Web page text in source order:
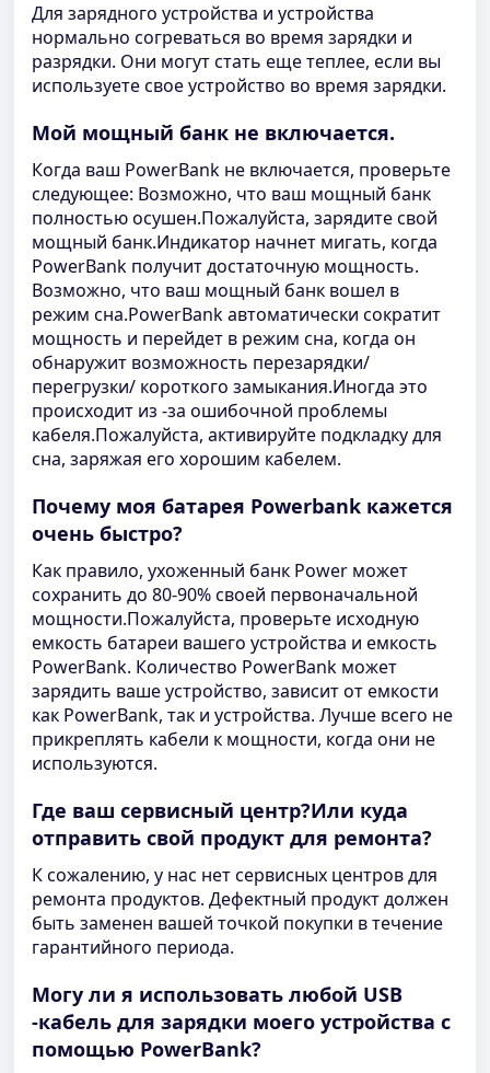
Для зарядного устройства и устройства
нормально согреваться во время зарядки и
разрядки. Они могут стать еще теплее, если вы
используете свое устройство во время зарядки.
Мой мощный банк не включается.
Когда ваш PowerBank не включается, проверьте
следующее: Возможно, что ваш мощный банк
полностью осушен.Пожалуйста, зарядите свой
мощный банк.Индикатор начнет мигать, когда
PowerBank получит достаточную мощность.
Возможно, что ваш мощный банк вошел в
режим сна.PowerBank автоматически сократит
мощность и перейдет в режим сна, когда он
обнаружит возможность перезарядки/
перегрузки/ короткого замыкания.Иногда это
происходит из -за ошибочной проблемы
кабеля.Пожалуйста, активируйте подкладку для
сна, заряжая его хорошим кабелем.
Почему моя батарея Powerbank кажется
очень быстро?
Как правило, ухоженный банк Power может
сохранить до 80-90% своей первоначальной
мощности.Пожалуйста, проверьте исходную
емкость батареи вашего устройства и емкость
PowerBank. Количество PowerBank может
зарядить ваше устройство, зависит от емкости
как PowerBank, так и устройства. Лучше всего не
прикреплять кабели к мощности, когда они не
используются.
Где ваш сервисный центр?Или куда
отправить свой продукт для ремонта?
К сожалению, у нас нет сервисных центров для
ремонта продуктов. Дефектный продукт должен
быть заменен вашей точкой покупки в течение
гарантийного периода.
Могу ли я использовать любой USB
-кабель для зарядки моего устройства с
помощью PowerBank?